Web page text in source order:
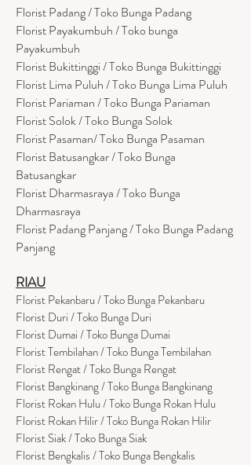
Florist Padang / Toko Bunga Padang
Florist Payakumbuh / Toko bunga
Payakumbuh
Florist Bukittinggi / Toko Bunga Bukittinggi
Florist Lima Puluh / Toko Bunga Lima Puluh
Florist Pariaman / Toko Bunga Pariaman
Florist Solok / Toko Bunga Solok
Florist Pasaman/ Toko Bunga Pasaman
Florist Batusangkar / Toko Bunga
Batusangkar
Florist Dharmasraya / Toko Bunga
Dharmasraya
Florist Padang Panjang / Toko Bunga Padang
Panjang
RIAU
Florist Pekanbaru / Toko Bunga Pekanbaru
Florist Duri / Toko Bunga Duri
Florist Dumai / Toko Bunga Dumai
Florist Tembilahan / Toko Bunga Tembilahan
Florist Rengat / Toko Bunga Rengat
Florist Bangkinang / Toko Bunga Bangkinang
Florist Rokan Hulu / Toko Bunga Rokan Hulu
Florist Rokan Hilir / Toko Bunga Rokan Hilir
Florist Siak / Toko Bunga Siak
Florist Bengkalis / Toko Bunga Bengkalis